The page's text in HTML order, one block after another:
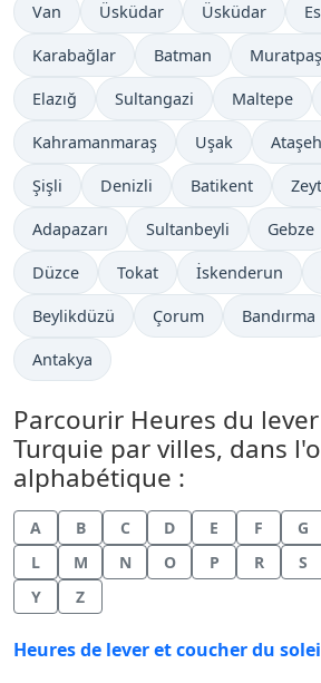
Van Üsküdar Üsküdar
Karabağlar Batman
Elazığ Sultangazi Maltepe
Kahramanmaraş Uşak
Şişli Denizli Batikent
Adapazarı Sultanbeyli Gebze
Düzce Tokat İskenderun
Beylikdüzü Çorum Bandırma
Antakya
Parcourir Heures du
Turquie par villes, dans
alphabétique :
A B C D E F G
L
M N O P R S
Y
Z
Heures de lever et coucher du